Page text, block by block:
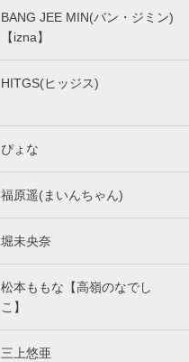
BANG JEE MIN(バン・ジミン)
【izna】
HITGS(ヒッジス)
ぴょな
福原遥(まいんちゃん)
堀未央奈
松本ももな【高嶺のなでし
こ】
三上悠亜